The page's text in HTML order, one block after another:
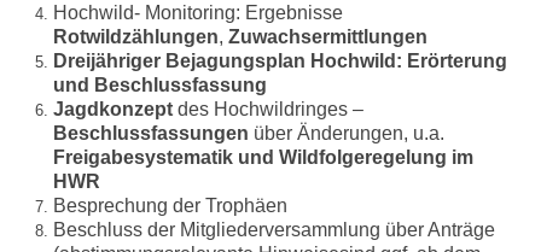
Hochwild- Monitoring: Ergebnisse
Rotwildzählungen, Zuwachsermittlungen
Dreijähriger Bejagungsplan Hochwild: Erörterung
und Beschlussfassung
Jagdkonzept des Hochwildringes –
Beschlussfassungen über Änderungen, u.a.
Freigabesystematik und Wildfolgeregelung im
HWR
Besprechung der Trophäen
Beschluss der Mitgliederversammlung über Anträge